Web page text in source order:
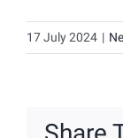
17 July 2024 |